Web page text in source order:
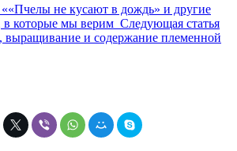
Предыдущая
запись:
««Пчелы не кусают в дождь» и другие
в которые мы верим Следующая статья
выращивание и содержание племенной